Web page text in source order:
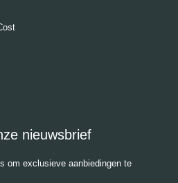
nieuwsbrief
om exclusieve aanbiedingen te